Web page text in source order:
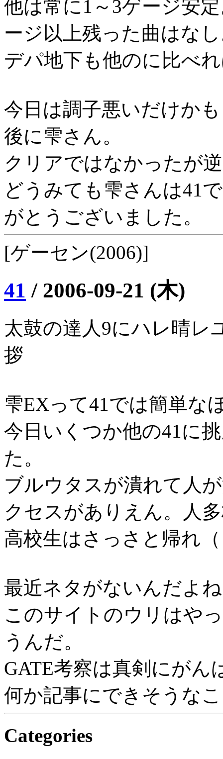
他は常に1～3ゲージ安
ージ以上残った曲はな
デパ地下も他のに比べ
今日は調子悪いだけか
後に雫さん。
クリアではなかったが
どうみても雫さんは41
がとうございました。
[ゲーセン(2006)]
41 / 2006-09-21 (木)
太鼓の達人9にハレ晴レ
拶
雫EXって41では簡単な
今日いくつか他の41に
た。
ブルウタスが潰れて人
クセスがありえん。人
高校生はさっさと帰れ
最近ネタがないんだよ
このサイトのウリはや
うんだ。
GATE考察は真剣にがん
何か記事にできそうな
Categories